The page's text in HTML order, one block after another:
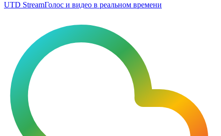
UTD StreamГолос и видео в реальном времени